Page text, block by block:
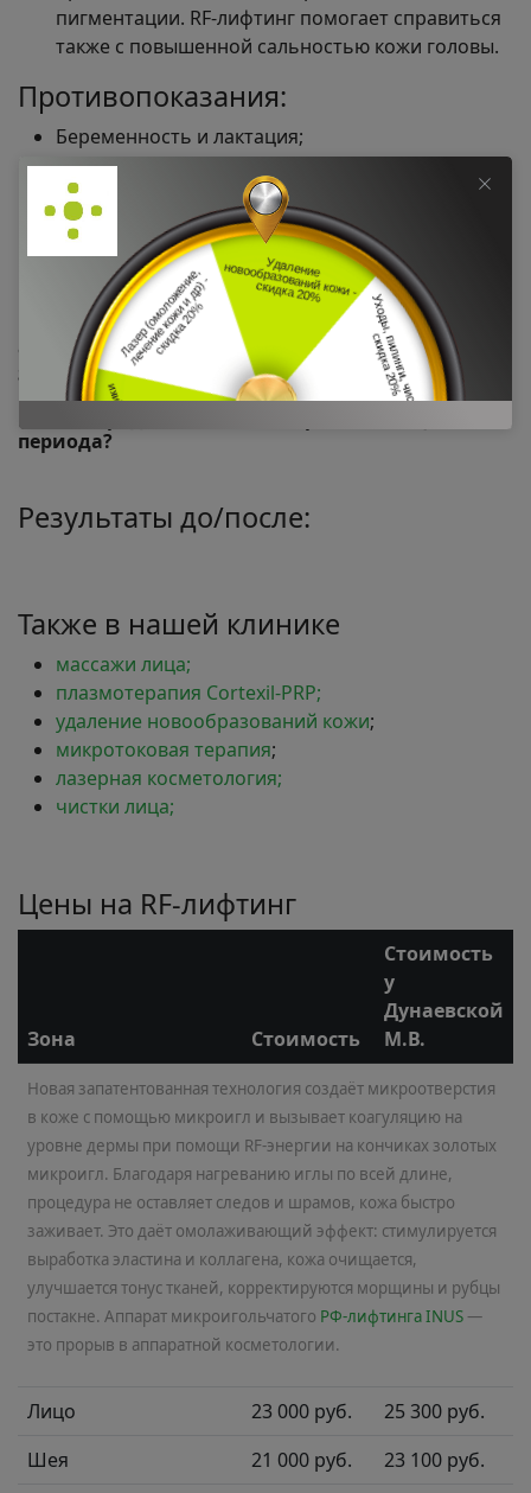
пигментации. RF-лифтинг помогает справиться
также с повышенной сальностью кожи головы.
Противопоказания:
Беременность и лактация;
Злокачественные и доброкачественные
новообразования;
Наличие кардиостимулятора и других
имплантатов;
Сахарный диабет;
Заболевания кожи в острой стадии.
Фракционный микроигольчатый RF-лифтинг –
это больно?
Какой будет кожа сразу после RF-лифтинга?
периода?
Результаты до/после:
Также в нашей клинике
массажи лица;
плазмотерапия Cortexil-PRP;
удаление новообразований кожи;
микротоковая терапия;
лазерная косметология;
чистки лица;
Цены на RF-лифтинг
Зона Стоимость
Стоимость
у
Дунаевской
М.В.
Новая запатентованная технология создаёт микроотверстия
в коже с помощью микроигл и вызывает коагуляцию на
уровне дермы при помощи RF-энергии на кончиках золотых
микроигл. Благодаря нагреванию иглы по всей длине,
процедура не оставляет следов и шрамов, кожа быстро
заживает. Это даёт омолаживающий эффект: стимулируется
выработка эластина и коллагена, кожа очищается,
улучшается тонус тканей, корректируются морщины и рубцы
постакне. Аппарат микроигольчатого РФ-лифтинга INUS —
это прорыв в аппаратной косметологии.
Лицо 23 000 руб.
25 300 руб.
Шея
21 000 руб.
23 100 руб.